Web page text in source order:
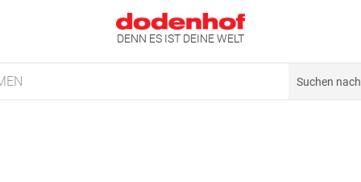
DENN ES IST DEINE WELT